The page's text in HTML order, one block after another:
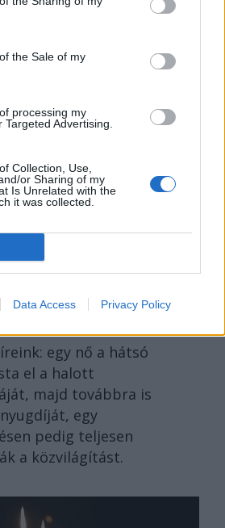
the Sale of my
processing my
Advertising.
Collection, Use,
or Sharing of my
Is Unrelated with the
it was collected.
Data Access Privacy Policy
05., SZERDA
a PSD és
az egymilliárd
tevő
egy nő a hátsó
el a halott
majd továbbra is
egy
pedig teljesen
a közvilágítást.